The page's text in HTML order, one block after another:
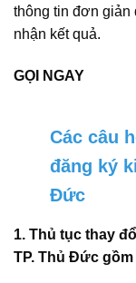
thông tin đơn giản
nhận kết quả.
GỌI NGAY
Các câu
đăng ký
Đức
1. Thủ tục thay
TP. Thủ Đức